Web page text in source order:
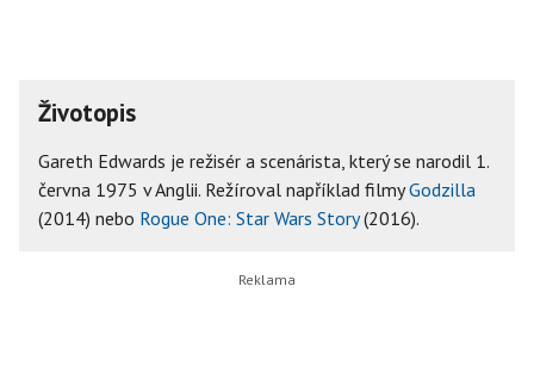
Životopis
Gareth Edwards je režisér a scenárista, který se narodil 1.
června 1975 v Anglii. Režíroval například filmyGodzilla
(2014) nebo Rogue One: Star Wars Story(2016).